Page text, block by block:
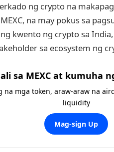
ng crypto na
na may pokus sa
kwento ng crypto sa
sa ecosystem ng
sa MEXC at kumuha
na mga token, araw-araw na
liquidity
Mag-sign Up